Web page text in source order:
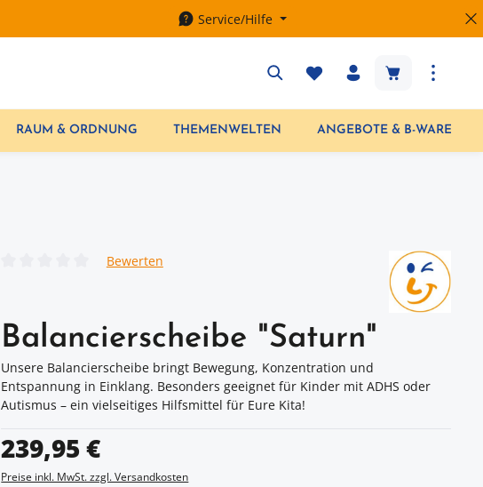
Service/Hilfe
Warenkorb
RAUM & ORDNUNG THEMENWELTEN ANGEBOTE & B-WARE
Bewerten
Balancierscheibe "Saturn"
Unsere Balancierscheibe bringt Bewegung, Konzentration und
Entspannung in Einklang. Besonders geeignet für Kinder mit ADHS oder
Autismus – ein vielseitiges Hilfsmittel für Eure Kita!
Regulärer Preis:
239,95 €
Preise inkl. MwSt. zzgl. Versandkosten